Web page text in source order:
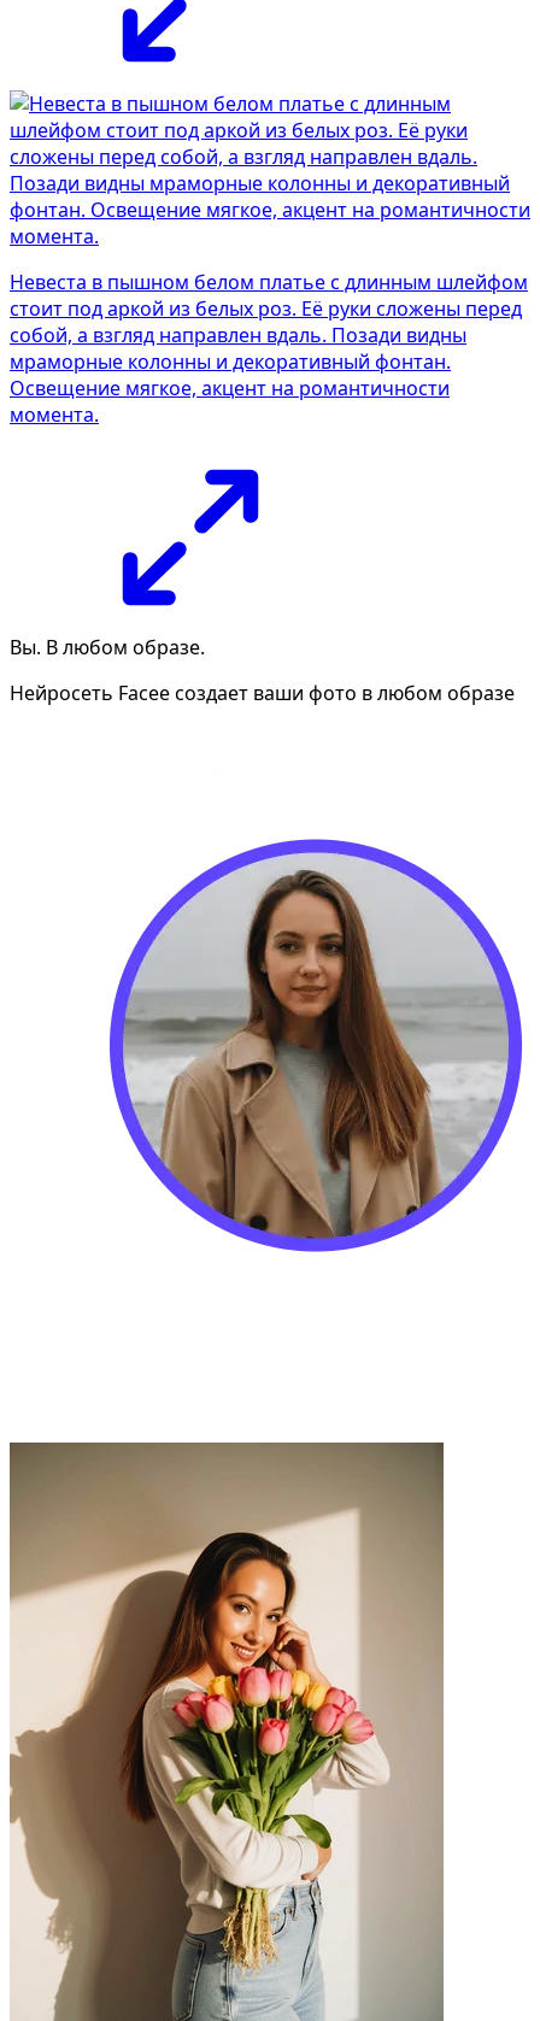
Невеста в пышном белом платье с длинным шлейфом
стоит под аркой из белых роз. Её руки сложены перед
собой, а взгляд направлен вдаль. Позади видны
мраморные колонны и декоративный фонтан.
Освещение мягкое, акцент на романтичности
момента.
Вы. В любом образе.
Нейросеть Facee создает ваши фото в любом образе